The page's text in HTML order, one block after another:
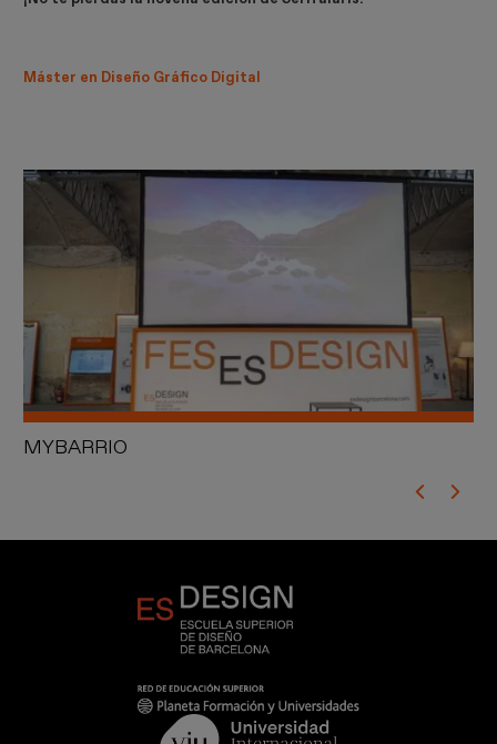
Máster en Diseño Gráfico Digital
MYBARRIO